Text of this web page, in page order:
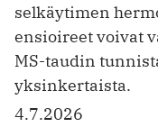
selkäytimen
ensioireet voivat
MS-taudin
yksinkertaista.
4.7.2026